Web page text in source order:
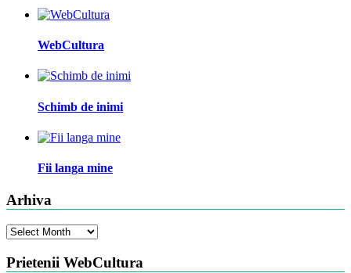
WebCultura
Schimb de inimi
Fii langa mine
Arhiva
Arhiva
Prietenii WebCultura